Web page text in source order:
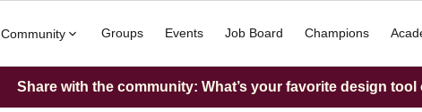
Community Groups Events Job Board Champions
Share with the community: What’s your favorite design